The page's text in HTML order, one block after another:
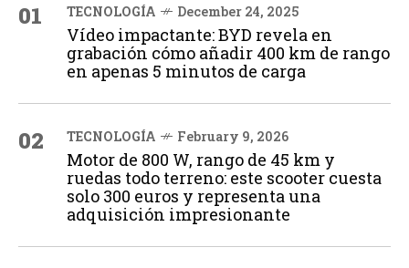
01 TECNOLOGÍA December 24, 2025
Vídeo impactante: BYD revela en
grabación cómo añadir 400 km de rango
en apenas 5 minutos de carga
02 TECNOLOGÍA February 9, 2026
Motor de 800 W, rango de 45 km y
ruedas todo terreno: este scooter cuesta
solo 300 euros y representa una
adquisición impresionante